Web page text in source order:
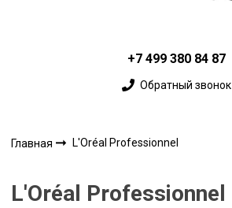
+7 499 380 84 87
Обратный звонок
Главная L'Oréal Professionnel
L'Oréal Professionnel